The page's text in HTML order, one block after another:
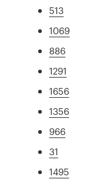
513
1069
886
1291
1656
1356
966
31
1495